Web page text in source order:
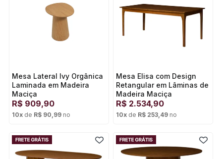
Mesa Lateral Ivy Orgânica
Laminada em Madeira
Maciça
R$ 909,90
10x de R$ 90,99 no
Mesa Elisa com Design
Retangular em Lâminas de
Madeira Maciça
R$ 2.534,90
10x de R$ 253,49 no